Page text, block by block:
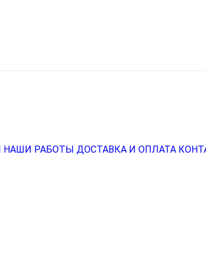
НАШИ РАБОТЫ ДОСТАВКА И ОПЛАТА